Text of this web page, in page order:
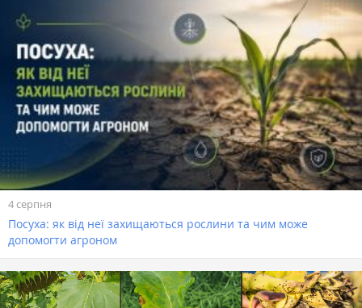
4 серпня
Посуха: як від неї захищаються рослини та чим може
допомогти агроном